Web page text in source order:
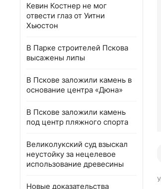
Кевин Костнер не мог
отвести глаз от Уитни
Хьюстон
В Парке строителей Пскова
высажены липы
В Пскове заложили камень в
основание центра «Дюна»
В Пскове заложили камень
под центр пляжного спорта
Великолукский суд взыскал
неустойку за нецелевое
использование древесины
Новые доказательства